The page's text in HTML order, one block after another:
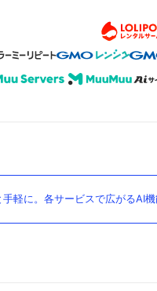
軽に。各サービスで広がるAI